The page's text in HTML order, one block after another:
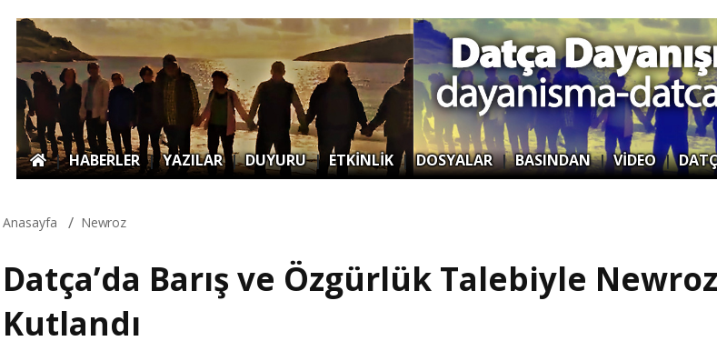
|HABERLER|YAZILAR|DUYURU| ETKİNLİK |DOSYALAR|BASINDAN|VİDEO|
Anasayfa Newroz
Datça’da Barış ve Özgürlük Talebiyle Newroz
Kutlandı